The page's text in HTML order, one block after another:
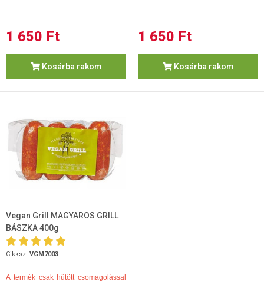
1 650 Ft
Kosárba rakom
1 650 Ft
Kosárba rakom
Vegan Grill MAGYAROS GRILL
BÁSZKA 400g
Cikksz. VGM7003
A termék csak hűtött csomagolással